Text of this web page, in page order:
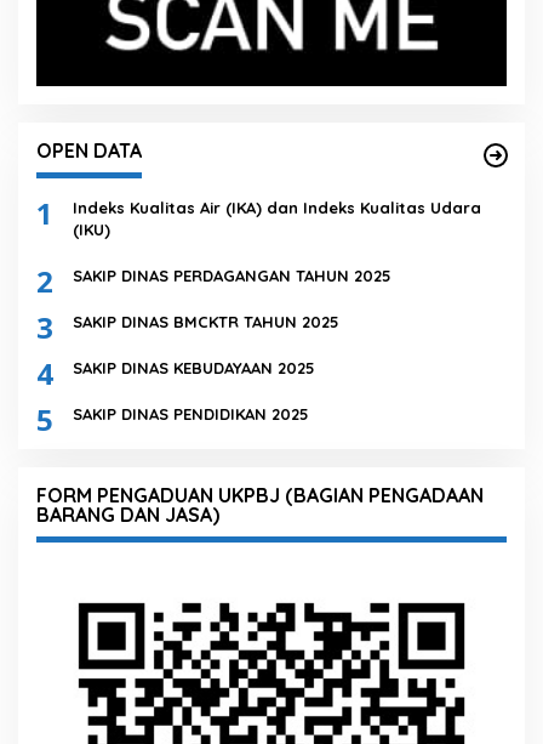
OPEN DATA
1
Indeks Kualitas Air (IKA) dan Indeks Kualitas Udara
(IKU)
2 SAKIP DINAS PERDAGANGAN TAHUN 2025
3 SAKIP DINAS BMCKTR TAHUN 2025
4 SAKIP DINAS KEBUDAYAAN 2025
5 SAKIP DINAS PENDIDIKAN 2025
FORM PENGADUAN UKPBJ (BAGIAN PENGADAAN
BARANG DAN JASA)